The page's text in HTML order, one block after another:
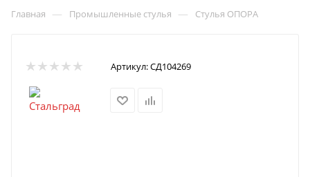
Главная — Промышленные стулья — Стулья ОПОРА
Артикул:СД104269